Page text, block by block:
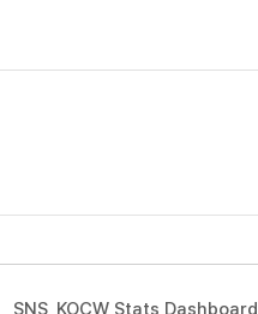
SNS KOCW Stats Dashboard